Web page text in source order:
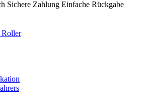
Sichere Zahlung Einfache Rückgabe
Roller